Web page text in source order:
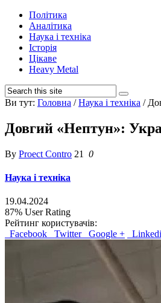
Політика
Аналітика
Наука і техніка
Історія
Цікаве
Heavy Metal
Ви тут: Головна /Наука і техніка /
Довгий «Нептун»:
By Proect Contro 21 0
Наука і техніка
19.04.2024
87% User Rating
Рейтинг користувачів:
Facebook
Twitter Google +